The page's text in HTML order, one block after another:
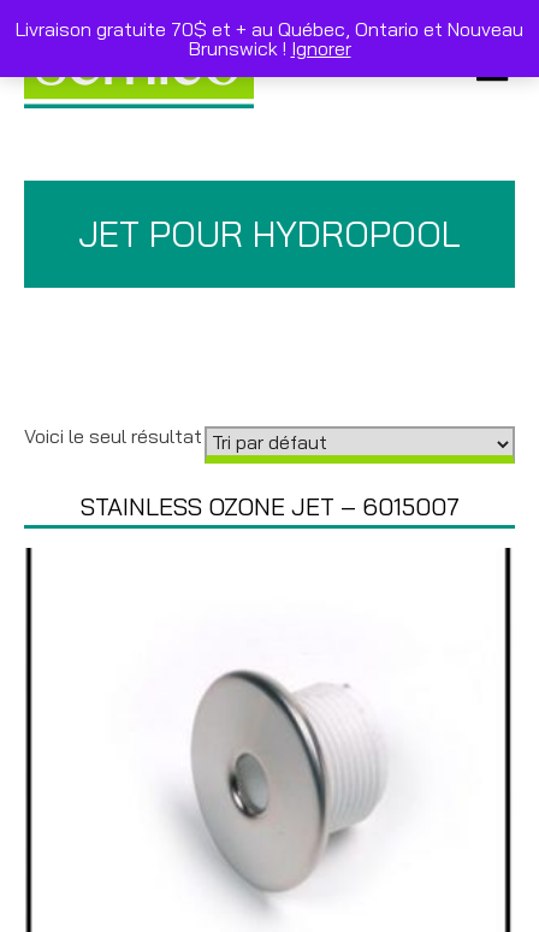
to
JET POUR HYDROPOOL
Voici le seul résultat
STAINLESS OZONE JET – 6015007
Livraison gratuite 70$ et + au Québec, Ontario et Nouveau
Brunswick ! Ignorer